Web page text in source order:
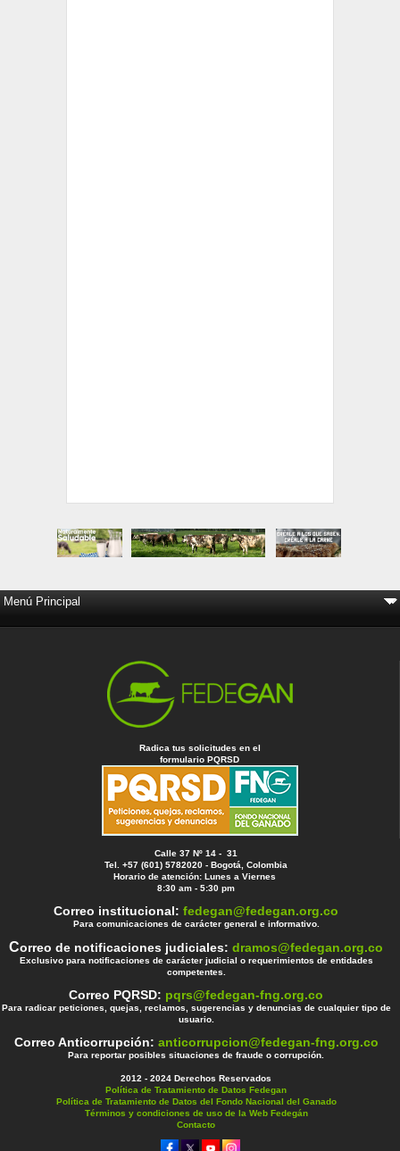
Radica tus solicitudes en el
formulario PQRSD
Calle 37 Nº 14 - 31
Tel. +57 (601) 5782020 - Bogotá, Colombia
Horario de atención: Lunes a Viernes
8:30 am - 5:30 pm
Correo institucional:fedegan@fedegan.org.co
Para comunicaciones de carácter general e informativo.
Correo de notificaciones judiciales:dramos@fedegan.org.co
Exclusivo para notificaciones de carácter judicial o requerimientos de entidades
competentes.
Correo PQRSD: pqrs@fedegan-fng.org.co
Para radicar peticiones, quejas, reclamos, sugerencias y denuncias de cualquier tipo de
usuario.
Correo Anticorrupción: anticorrupcion@fedegan-fng.org.co
Para reportar posibles situaciones de fraude o corrupción.
2012 - 2024 Derechos Reservados
Política de Tratamiento de Datos Fedegan
Política de Tratamiento de Datos del Fondo Nacional del Ganado
Términos y condiciones de uso de la Web Fedegán
Contacto